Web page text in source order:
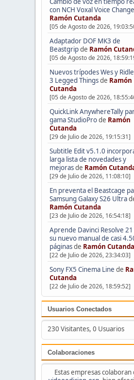
con NCH Voxal Voice
Ramón Cutanda
[05 de Agosto de 2026,
Adaptador DOF MK3 de
Beastgripde Ramón
[05 de Agosto de 2026,
Nuevos trípodes Wes y
3 Legged Thingsde Ramón
Cutanda
[05 de Agosto de 2026,
QuickLink AnywhereTally
gama StudioProde Ramón
Cutanda
[29 de Julio de 2026, 19:15:31]
Subtitle Edit v5.1.0
larga lista de novedades y
mejorasde Ramón
[29 de Julio de 2026, 11:08:10]
En preventa el Beastcage
Samsung Galaxy S26 Ultra
Ramón Cutanda
[23 de Julio de 2026, 16:54:18]
Aprende Davinci Resolve
su nuevo manual de casi
páginasde Ramón Cutanda
[22 de Julio de 2026, 23:34:03]
Sony FX5 Cinema Line de
Cutanda
[22 de Julio de 2026, 18:59:52]
Usuarios Conectados
230 Visitantes, 0 Usuarios
Colaboraciones
Estas empresas colaboran